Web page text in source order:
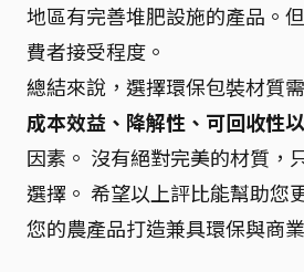
地區有完善堆肥設施的產品。
費者接受程度。
總結來說，選擇環保包裝材質
成本效益、降解性、可回收性
因素。 沒有絕對完美的材質，
選擇。 希望以上評比能幫助您
您的農產品打造兼具環保與商